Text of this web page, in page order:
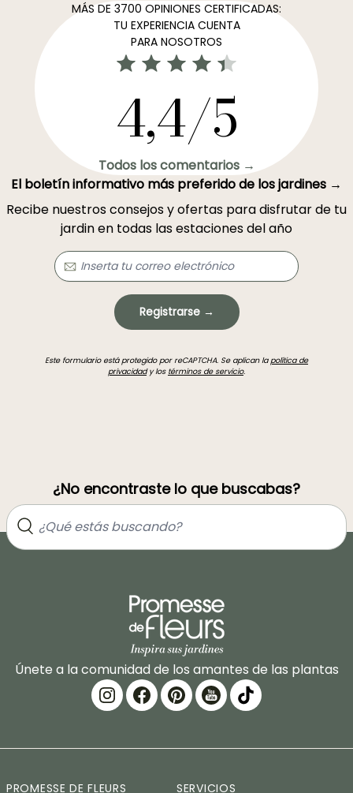
MÁS DE 3700 OPINIONES CERTIFICADAS:
TU EXPERIENCIA CUENTA
PARA NOSOTROS
4,4/5
Todos los comentarios →
El boletín informativo más preferido de los jardines →
Recibe nuestros consejos y ofertas para disfrutar de tu
jardin en todas las estaciones del año
Registrarse →
Este formulario está protegido por reCAPTCHA. Se aplican lapolítica de
privacidady los términos de servicio.
¿No encontraste lo que buscabas?
Únete a la comunidad de los amantes de las plantas
PROMESSE DE FLEURS SERVICIOS